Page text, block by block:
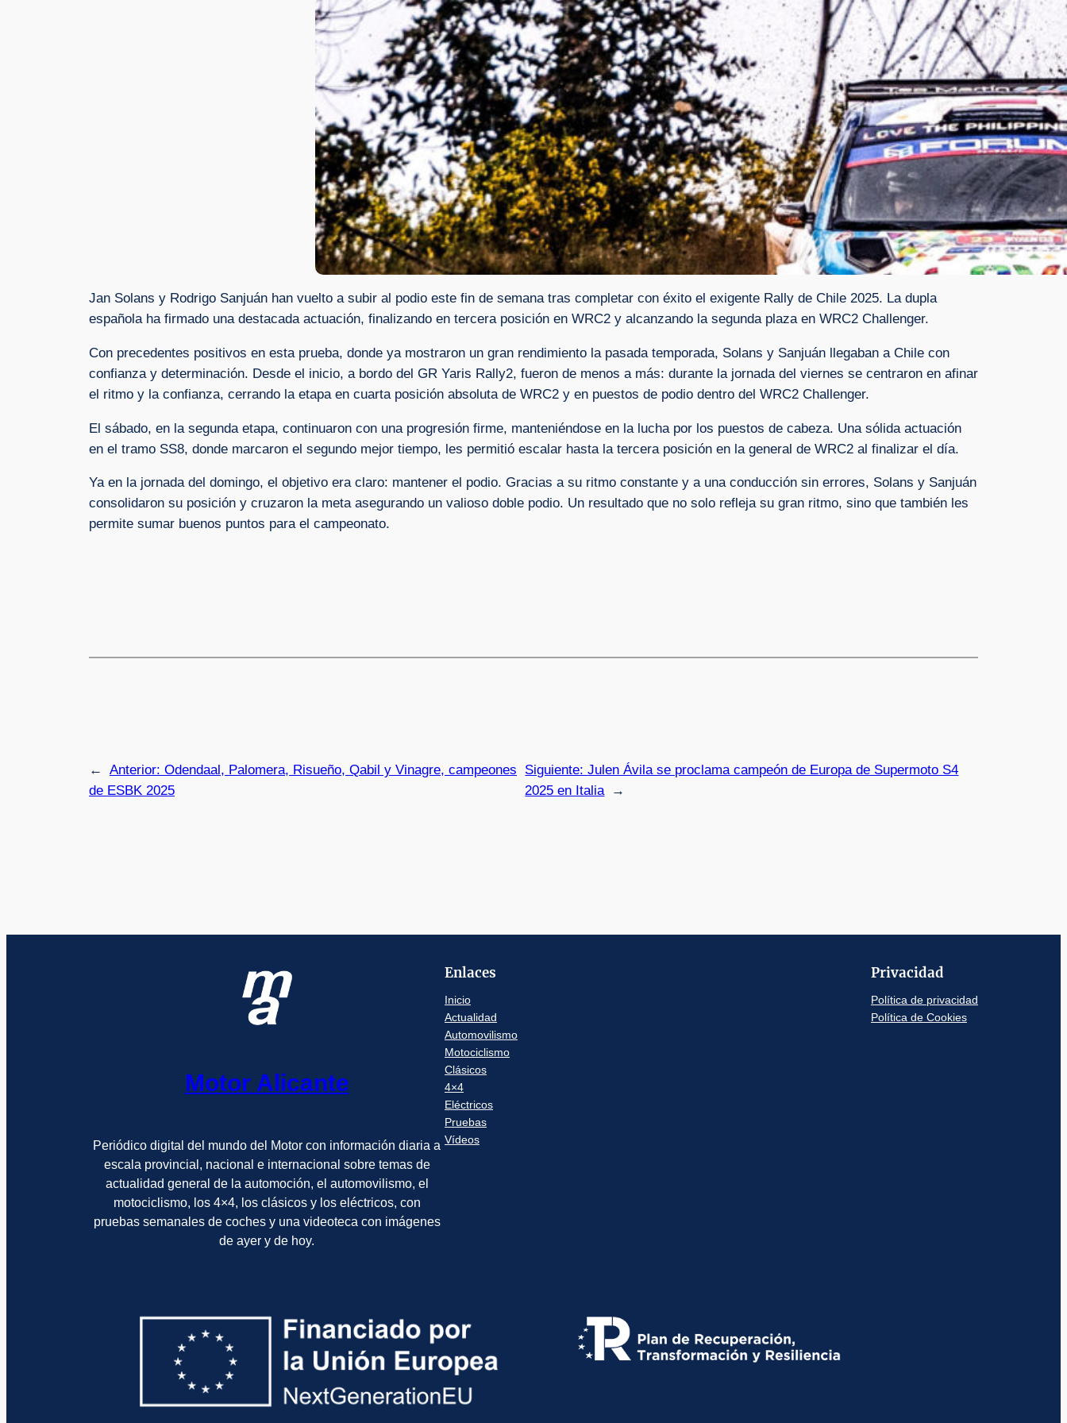
Jan Solans y Rodrigo Sanjuán han vuelto a subir al podio este fin de semana tras completar con éxito el exigente Rally de Chile 2025. La dupla
española ha firmado una destacada actuación, finalizando en tercera posición en WRC2 y alcanzando la segunda plaza en WRC2 Challenger.
Con precedentes positivos en esta prueba, donde ya mostraron un gran rendimiento la pasada temporada, Solans y Sanjuán llegaban a Chile con
confianza y determinación. Desde el inicio, a bordo del GR Yaris Rally2, fueron de menos a más: durante la jornada del viernes se centraron en afinar
el ritmo y la confianza, cerrando la etapa en cuarta posición absoluta de WRC2 y en puestos de podio dentro del WRC2 Challenger.
El sábado, en la segunda etapa, continuaron con una progresión firme, manteniéndose en la lucha por los puestos de cabeza. Una sólida actuación
en el tramo SS8, donde marcaron el segundo mejor tiempo, les permitió escalar hasta la tercera posición en la general de WRC2 al finalizar el día.
Ya en la jornada del domingo, el objetivo era claro: mantener el podio. Gracias a su ritmo constante y a una conducción sin errores, Solans y Sanjuán
consolidaron su posición y cruzaron la meta asegurando un valioso doble podio. Un resultado que no solo refleja su gran ritmo, sino que también les
permite sumar buenos puntos para el campeonato.
← Anterior: Odendaal, Palomera, Risueño, Qabil y Vinagre, campeones
de ESBK 2025
Siguiente:Julen Ávila se proclama campeón de Europa de Supermoto S4
2025 en Italia
→
Motor Alicante
Periódico digital del mundo del Motor con información diaria a
escala provincial, nacional e internacional sobre temas de
actualidad general de la automoción, el automovilismo, el
motociclismo, los 4×4, los clásicos y los eléctricos, con
pruebas semanales de coches y una videoteca con imágenes
de ayer y de hoy.
Enlaces
Inicio
Actualidad
Automovilismo
Motociclismo
Clásicos
4×4
Eléctricos
Pruebas
Vídeos
Privacidad
Política de privacidad
Política de Cookies